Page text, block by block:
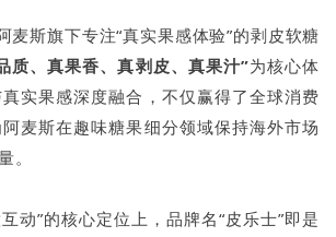
麦斯旗下专注“真实果感体验”的剥皮软糖
质、真果香、真剥皮、真果汁”为核心体
实果感深度融合，不仅赢得了全球消费
麦斯在趣味糖果细分领域保持海外市场
。
动”的核心定位上，品牌名“皮乐士”即是